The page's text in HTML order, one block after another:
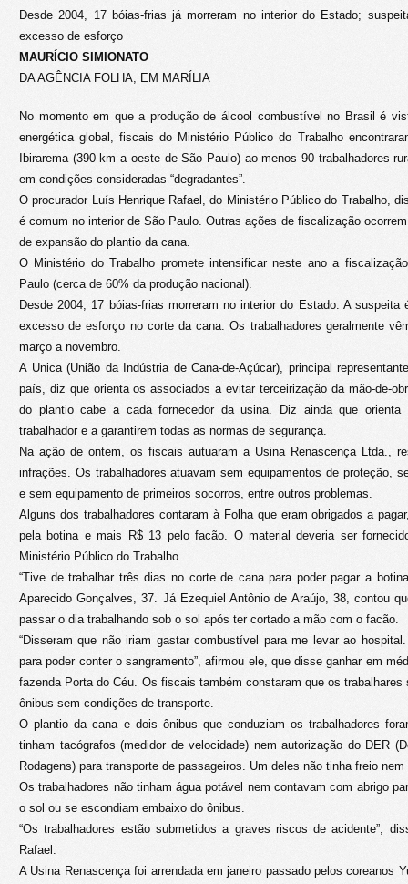
Desde 2004, 17 bóias-frias já morreram no interior do Estado;
excesso de esforço
MAURÍCIO SIMIONATO
DA AGÊNCIA FOLHA, EM MARÍLIA
No momento em que a produção de álcool combustível no Brasil é
energética global, fiscais do Ministério Público do Trabalho
Ibirarema (390 km a oeste de São Paulo) ao menos 90 trabalhadores
em condições consideradas “degradantes”.
O procurador Luís Henrique Rafael, do Ministério Público do Trabalho,
é comum no interior de São Paulo. Outras ações de fiscalização
de expansão do plantio da cana.
O Ministério do Trabalho promete intensificar neste ano a
Paulo (cerca de 60% da produção nacional).
Desde 2004, 17 bóias-frias morreram no interior do Estado. A suspeita
excesso de esforço no corte da cana. Os trabalhadores geralmente
março a novembro.
A Unica (União da Indústria de Cana-de-Açúcar), principal
país, diz que orienta os associados a evitar terceirização da mão-de-
do plantio cabe a cada fornecedor da usina. Diz ainda que orienta
trabalhador e a garantirem todas as normas de segurança.
Na ação de ontem, os fiscais autuaram a Usina Renascença Ltda.,
infrações. Os trabalhadores atuavam sem equipamentos de proteção,
e sem equipamento de primeiros socorros, entre outros problemas.
Alguns dos trabalhadores contaram à Folha que eram obrigados a
pela botina e mais R$ 13 pelo facão. O material deveria ser
Ministério Público do Trabalho.
“Tive de trabalhar três dias no corte de cana para poder pagar a
Aparecido Gonçalves, 37. Já Ezequiel Antônio de Araújo, 38, contou
passar o dia trabalhando sob o sol após ter cortado a mão com o facão.
“Disseram que não iriam gastar combustível para me levar ao
para poder conter o sangramento”, afirmou ele, que disse ganhar em
fazenda Porta do Céu. Os fiscais também constaram que os
ônibus sem condições de transporte.
O plantio da cana e dois ônibus que conduziam os trabalhadores
tinham tacógrafos (medidor de velocidade) nem autorização do DER
Rodagens) para transporte de passageiros. Um deles não tinha freio nem
Os trabalhadores não tinham água potável nem contavam com abrigo
o sol ou se escondiam embaixo do ônibus.
“Os trabalhadores estão submetidos a graves riscos de acidente”,
Rafael.
A Usina Renascença foi arrendada em janeiro passado pelos coreanos